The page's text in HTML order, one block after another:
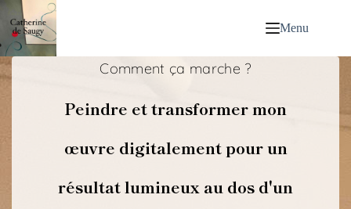
Menu
Comment ça marche ?
Peindre et transformer mon
œuvre digitalement pour un
résultat lumineux au dos d'un